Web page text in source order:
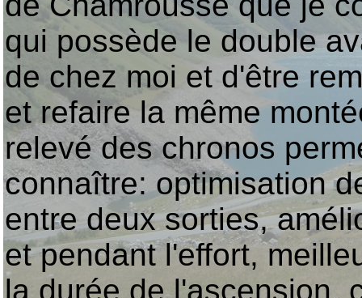
qui possède le double
de chez moi et d'être
et refaire la même
relevé des chronos
connaître: optimisation
entre deux sorties,
et pendant l'effort,
la durée de l'ascension,